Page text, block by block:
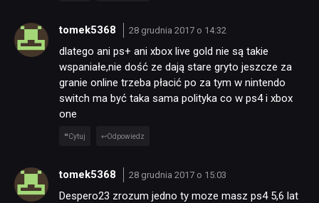
tomek5368 28 grudnia 2017 o 14:32
dlatego ani ps+ ani xbox live gold nie są takie
wspaniałe,nie dość ze dają stare gryto jeszcze za
granie online trzeba płacić po za tym w nintendo
switch ma być taka sama polityka co w ps4 i xbox
one
Cytuj Odpowiedz
tomek5368 28 grudnia 2017 o 15:03
Despero23 zrozum jedno ty moze masz ps4 5,6 lat